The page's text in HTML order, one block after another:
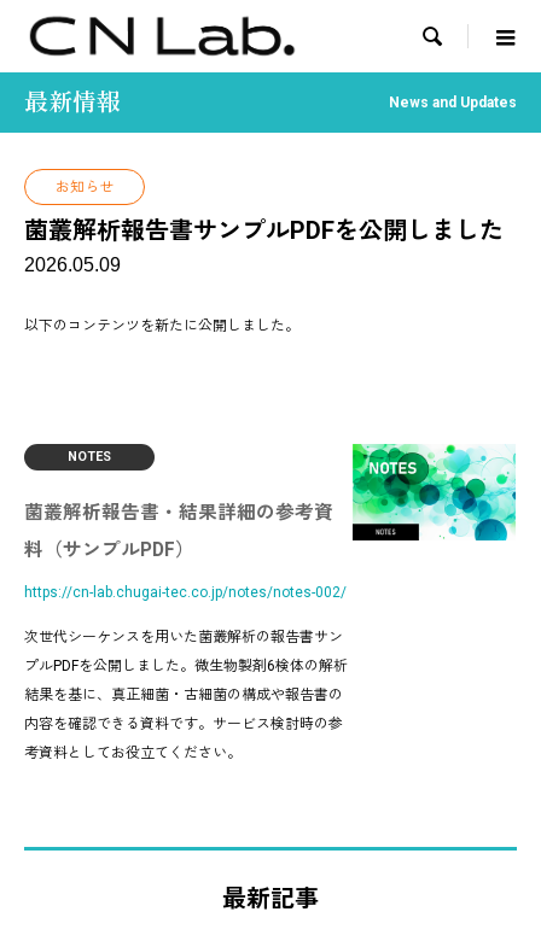

最新情報 News and Updates
お知らせ
菌叢解析報告書サンプルPDFを公開しました
2026.05.09
以下のコンテンツを新たに公開しました。
NOTES
菌叢解析報告書・結果詳細の参考資
料（サンプルPDF）
https://cn-lab.chugai-tec.co.jp/notes/notes-002/
次世代シーケンスを用いた菌叢解析の報告書サン
プルPDFを公開しました。微生物製剤6検体の解析
結果を基に、真正細菌・古細菌の構成や報告書の
内容を確認できる資料です。サービス検討時の参
考資料としてお役立てください。
最新記事